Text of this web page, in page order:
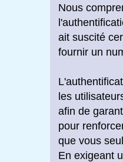
Nous
ait suscité
fournir un
les
afin de
pour
que vous
En exigeant